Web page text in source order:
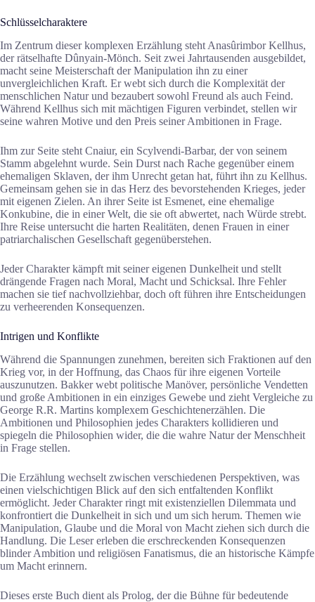
Schlüsselcharaktere
Im Zentrum dieser komplexen Erzählung steht Anasûrimbor Kellhus,
der rätselhafte Dûnyain-Mönch. Seit zwei Jahrtausenden ausgebildet,
macht seine Meisterschaft der Manipulation ihn zu einer
unvergleichlichen Kraft. Er webt sich durch die Komplexität der
menschlichen Natur und bezaubert sowohl Freund als auch Feind.
Während Kellhus sich mit mächtigen Figuren verbindet, stellen wir
seine wahren Motive und den Preis seiner Ambitionen in Frage.
Ihm zur Seite steht Cnaiur, ein Scylvendi-Barbar, der von seinem
Stamm abgelehnt wurde. Sein Durst nach Rache gegenüber einem
ehemaligen Sklaven, der ihm Unrecht getan hat, führt ihn zu Kellhus.
Gemeinsam gehen sie in das Herz des bevorstehenden Krieges, jeder
mit eigenen Zielen. An ihrer Seite ist Esmenet, eine ehemalige
Konkubine, die in einer Welt, die sie oft abwertet, nach Würde strebt.
Ihre Reise untersucht die harten Realitäten, denen Frauen in einer
patriarchalischen Gesellschaft gegenüberstehen.
Jeder Charakter kämpft mit seiner eigenen Dunkelheit und stellt
drängende Fragen nach Moral, Macht und Schicksal. Ihre Fehler
machen sie tief nachvollziehbar, doch oft führen ihre Entscheidungen
zu verheerenden Konsequenzen.
Intrigen und Konflikte
Während die Spannungen zunehmen, bereiten sich Fraktionen auf den
Krieg vor, in der Hoffnung, das Chaos für ihre eigenen Vorteile
auszunutzen. Bakker webt politische Manöver, persönliche Vendetten
und große Ambitionen in ein einziges Gewebe und zieht Vergleiche zu
George R.R. Martins komplexem Geschichtenerzählen. Die
Ambitionen und Philosophien jedes Charakters kollidieren und
spiegeln die Philosophien wider, die die wahre Natur der Menschheit
in Frage stellen.
Die Erzählung wechselt zwischen verschiedenen Perspektiven, was
einen vielschichtigen Blick auf den sich entfaltenden Konflikt
ermöglicht. Jeder Charakter ringt mit existenziellen Dilemmata und
konfrontiert die Dunkelheit in sich und um sich herum. Themen wie
Manipulation, Glaube und die Moral von Macht ziehen sich durch die
Handlung. Die Leser erleben die erschreckenden Konsequenzen
blinder Ambition und religiösen Fanatismus, die an historische Kämpfe
um Macht erinnern.
Dieses erste Buch dient als Prolog, der die Bühne für bedeutende